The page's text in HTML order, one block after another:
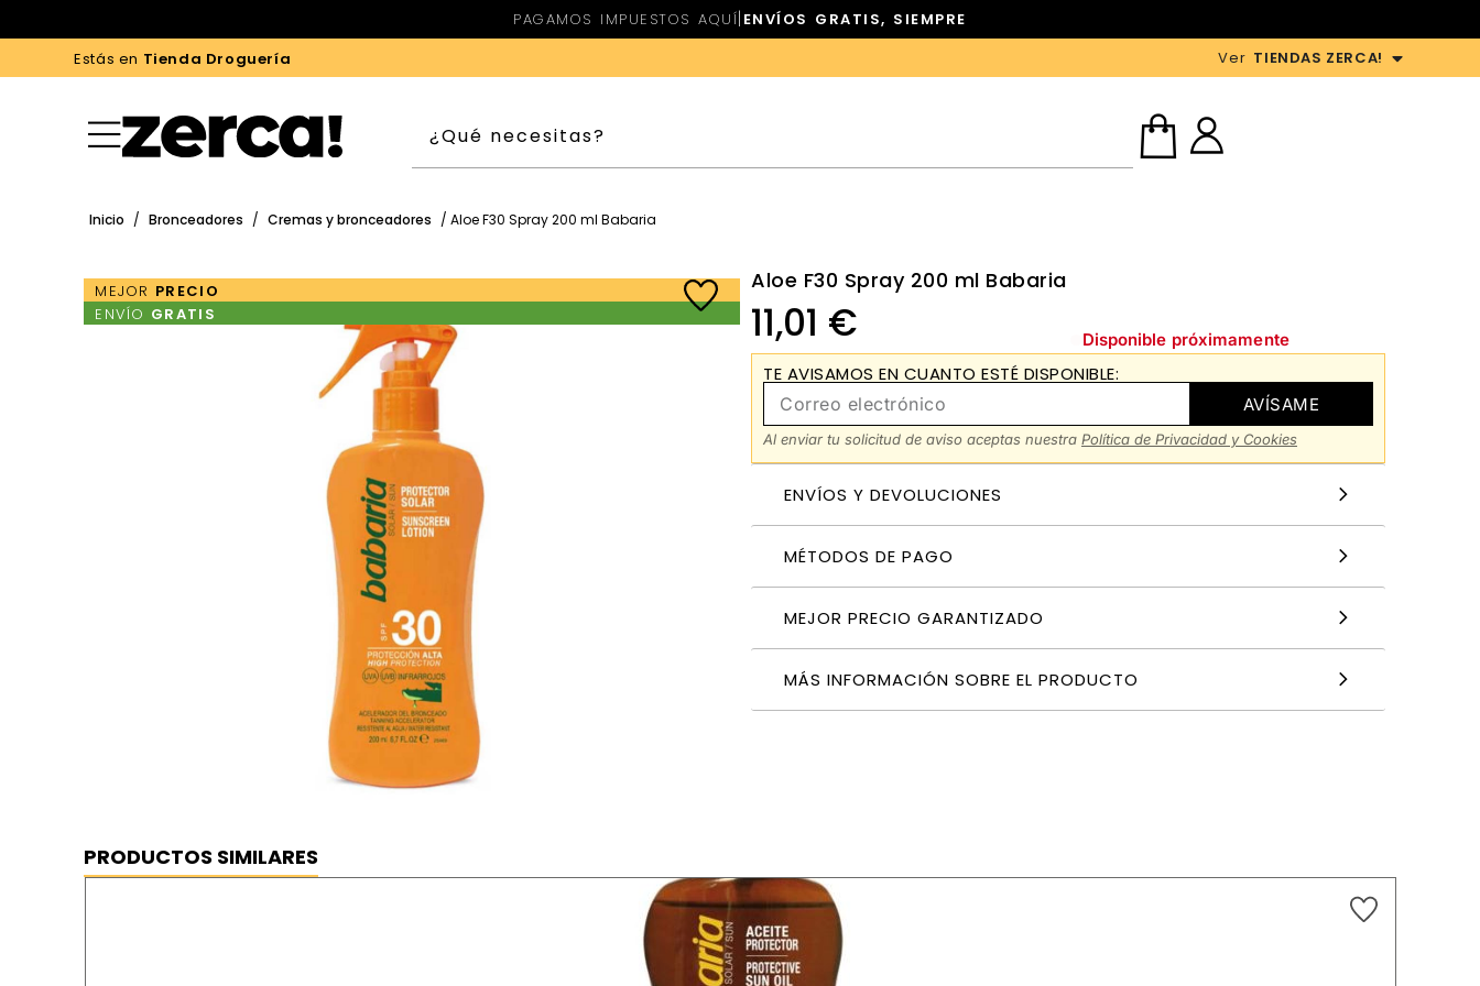
PAGAMOS IMPUESTOS AQUÍ| ENVÍOS GRATIS, SIEMPRE
Estás en Tienda Droguería Ver TIENDAS ZERCA!
Inicio / Bronceadores / Cremas y bronceadores / Aloe F30 Spray 200 ml Babaria
MEJOR PRECIO
ENVÍO GRATIS
Aloe F30 Spray 200 ml Babaria
11,01 € Disponible próximamente
TE AVISAMOS EN CUANTO ESTÉ DISPONIBLE:
AVÍSAME
Al enviar tu solicitud de aviso aceptas nuestra Política de Privacidad y Cookies
ENVÍOS Y DEVOLUCIONES
MÉTODOS DE PAGO
MEJOR PRECIO GARANTIZADO
MÁS INFORMACIÓN SOBRE EL PRODUCTO
PRODUCTOS SIMILARES